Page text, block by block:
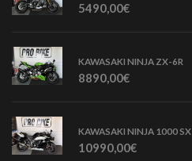
5490,00€
KAWASAKI NINJA ZX-6R
8890,00€
KAWASAKI NINJA 1000 SX
10990,00€